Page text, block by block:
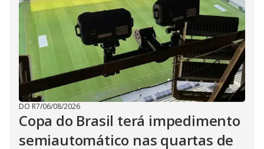
DO R7/06/08/2026
Copa do Brasil terá impedimento
semiautomático nas quartas de